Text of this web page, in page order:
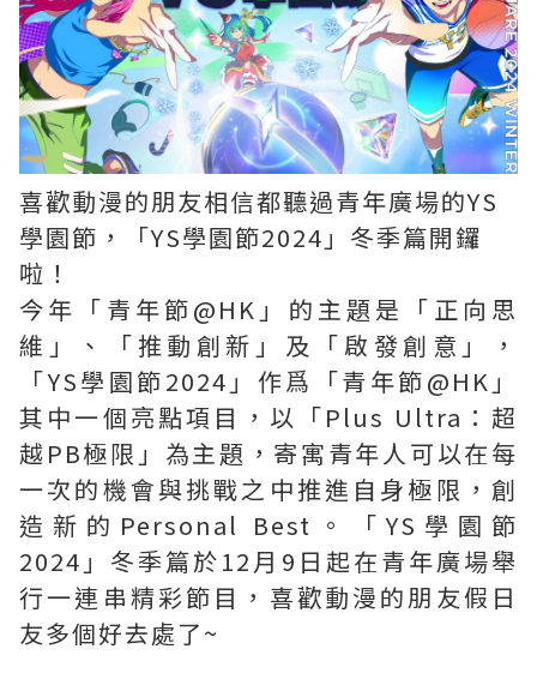
喜歡動漫的朋友相信都聽過青年廣場的YS
學園節，「YS學園節2024」冬季篇開鑼
啦！
今年「青年節@HK」的主題是「正向思
維」、「推動創新」及「啟發創意」，
「YS學園節2024」作爲「青年節@HK」
其中一個亮點項目，以「Plus Ultra：超
越PB極限」為主題，寄寓青年人可以在每
一次的機會與挑戰之中推進自身極限，創
造新的Personal Best。「YS學園節
2024」冬季篇於12月9日起在青年廣場舉
行一連串精彩節目，喜歡動漫的朋友假日
友多個好去處了~